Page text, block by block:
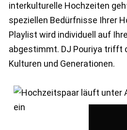
interkulturelle Hochzeiten
speziellen Bedürfnisse Ihrer
Playlist wird individuell auf
abgestimmt. DJ Pouriya trifft
Kulturen und Generationen.